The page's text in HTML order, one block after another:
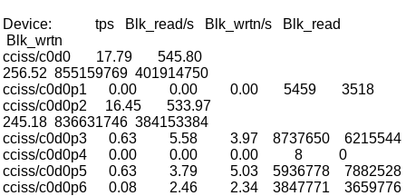
Device: tps Blk_read/s Blk_wrtn/s Blk_read
Blk_wrtn
cciss/c0d0 17.79 545.80
256.52 855159769 401914750
cciss/c0d0p1 0.00 0.00 0.00 5459 3518
cciss/c0d0p2 16.45 533.97
245.18 836631746 384153384
cciss/c0d0p3 0.63 5.58 3.97 8737650 6215544
cciss/c0d0p4 0.00 0.00 0.00 8 0
cciss/c0d0p5 0.63 3.79 5.03 5936778 7882528
cciss/c0d0p6 0.08 2.46 2.34 3847771 3659776